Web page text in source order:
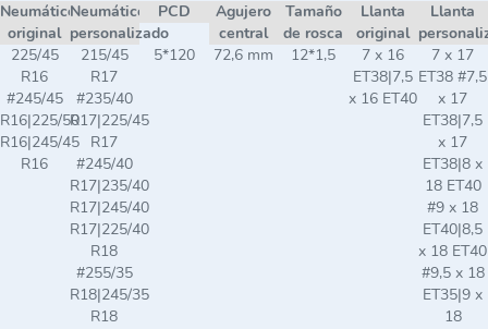
Neumático
original
Neumático
personalizado
PCD
Agujero
central
Tamaño
de rosca
Llanta
original
Llanta
225/45
R16
#245/45
R16|225/50
R16|245/45
R16
215/45
R17
#235/40
R17|225/45
R17
#245/40
R17|235/40
R17|245/40
R17|225/40
R18
#255/35
R18|245/35
R18
5*120 72,6 mm 12*1,5
7 x 16
ET38|7,5
x 16 ET40
7 x 17
ET38 #7,5
x 17
ET38|7,5
x 17
ET38|8 x
18 ET40
#9 x 18
ET40|8,5
x 18 ET40
#9,5 x 18
ET35|9 x
18